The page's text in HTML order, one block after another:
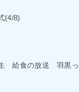
(4/8)
給食の放送 羽黒っ